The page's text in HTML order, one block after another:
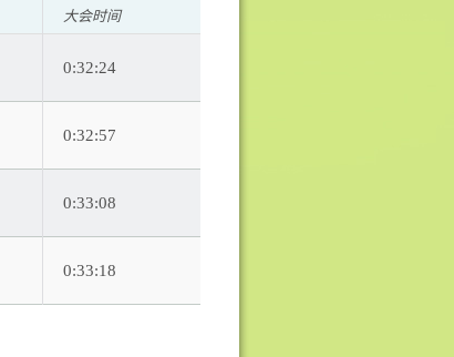
大会时间
0:32:24
0:32:57
0:33:08
0:33:18